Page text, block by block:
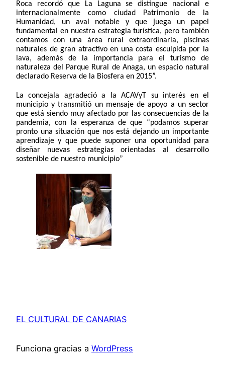
Roca recordó que La Laguna se distingue nacional e
internacionalmente como ciudad Patrimonio de la
Humanidad, un aval notable y que juega un papel
fundamental en nuestra estrategia turística, pero también
contamos con una área rural extraordinaria, piscinas
naturales de gran atractivo en una costa esculpida por la
lava, además de la importancia para el turismo de
naturaleza del Parque Rural de Anaga, un espacio natural
declarado Reserva de la Biosfera en 2015”.
La concejala agradeció a la ACAVyT su interés en el
municipio y transmitió un mensaje de apoyo a un sector
que está siendo muy afectado por las consecuencias de la
pandemia, con la esperanza de que “podamos superar
pronto una situación que nos está dejando un importante
aprendizaje y que puede suponer una oportunidad para
diseñar nuevas estrategias orientadas al desarrollo
sostenible de nuestro municipio”
EL CULTURAL DE CANARIAS
Funciona gracias a WordPress